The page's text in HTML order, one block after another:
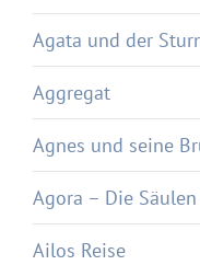
Agata und der
Aggregat
Agnes und seine
Agora – Die
Ailos Reise